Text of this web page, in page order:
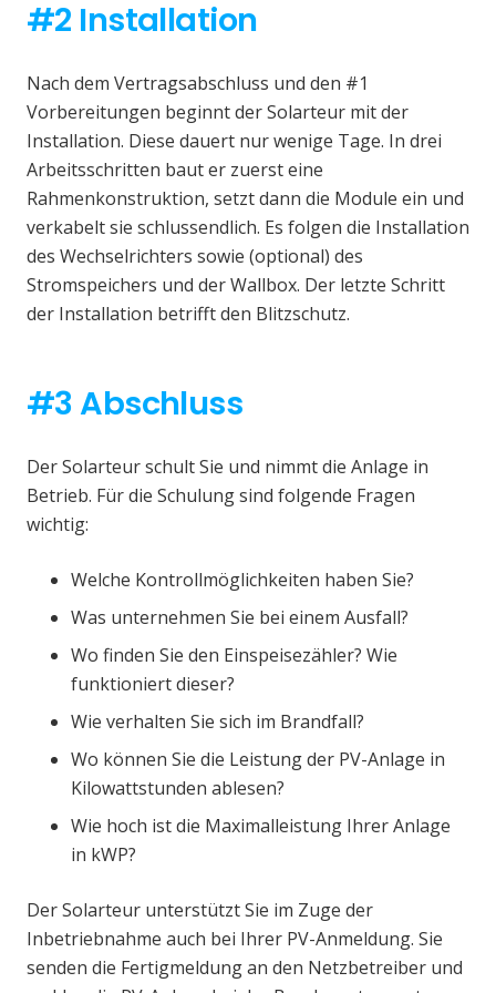
#2 Installation
Nach dem Vertragsabschluss und den #1
Vorbereitungen beginnt der Solarteur mit der
Installation. Diese dauert nur wenige Tage. In drei
Arbeitsschritten baut er zuerst eine
Rahmenkonstruktion, setzt dann die Module ein und
verkabelt sie schlussendlich. Es folgen die Installation
des Wechselrichters sowie (optional) des
Stromspeichers und der Wallbox. Der letzte Schritt
der Installation betrifft den Blitzschutz.
#3 Abschluss
Der Solarteur schult Sie und nimmt die Anlage in
Betrieb. Für die Schulung sind folgende Fragen
wichtig:
Welche Kontrollmöglichkeiten haben Sie?
Was unternehmen Sie bei einem Ausfall?
Wo finden Sie den Einspeisezähler? Wie
funktioniert dieser?
Wie verhalten Sie sich im Brandfall?
Wo können Sie die Leistung der PV-Anlage in
Kilowattstunden ablesen?
Wie hoch ist die Maximalleistung Ihrer Anlage
in kWP?
Der Solarteur unterstützt Sie im Zuge der
Inbetriebnahme auch bei Ihrer PV-Anmeldung. Sie
senden die Fertigmeldung an den Netzbetreiber und